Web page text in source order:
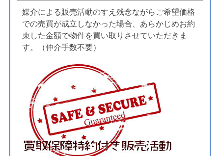
媒介による販売活動のすえ残念ながらご希望価格
での売買が成立しなかった場合、あらかじめお約
束した金額で物件を買い取りさせていただきま
す。（仲介手数不要）